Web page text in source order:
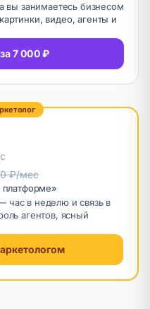
вы занимаетесь бизнесом
видео, агенты и
7 000 ₽
₽/мес
платформе»
час в неделю и связь в
агентов, ясный